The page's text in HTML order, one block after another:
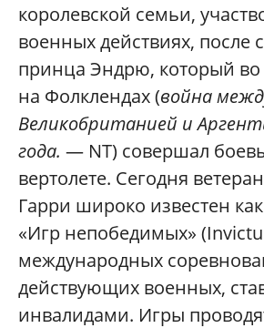
королевской семьи,
военных действиях, после
принца Эндрю, который
на Фолклендах (война
Великобританией и
года. — NT) совершал
вертолете. Сегодня
Гарри широко известен
«Игр непобедимых»
международных
действующих военных,
инвалидами. Игры